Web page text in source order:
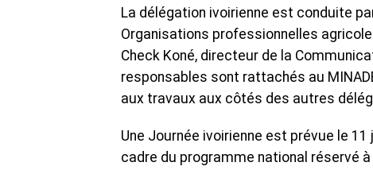
La délégation ivoirienne est conduite
Organisations professionnelles
Check Koné, directeur de la
responsables sont rattachés au
aux travaux aux côtés des autres
Une Journée ivoirienne est prévue le
cadre du programme national réservé